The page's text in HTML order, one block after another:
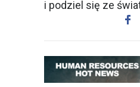
i podziel się ze